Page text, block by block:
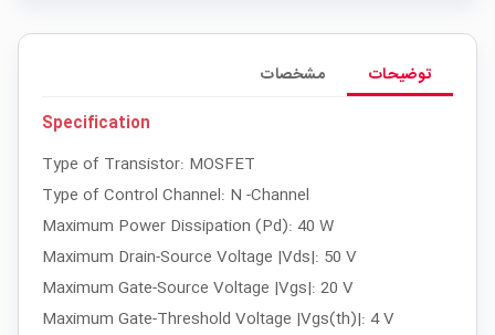
توضیحات
مشخصات
Specification
Type of Transistor: MOSFET
Type of Control Channel: N -Channel
Maximum Power Dissipation (Pd): 40 W
Maximum Drain-Source Voltage |Vds|: 50 V
Maximum Gate-Source Voltage |Vgs|: 20 V
Maximum Gate-Threshold Voltage |Vgs(th)|: 4 V